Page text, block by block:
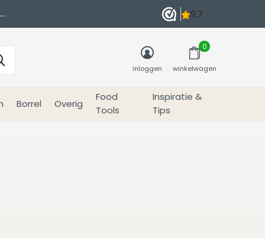
Borrel Overig
Food
Tools
Inspiratie &
Tips
inloggen winkelwagen
0